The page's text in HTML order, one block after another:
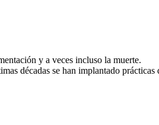
y a veces incluso la muerte.
décadas se han implantado prácticas